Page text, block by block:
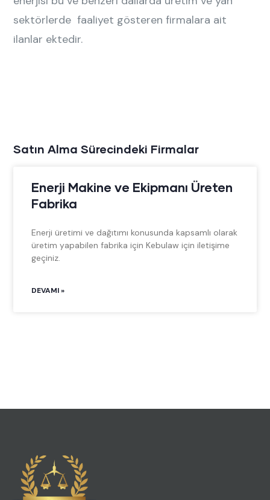
sektörlerde faaliyet gösteren firmalara ait
ilanlar ektedir.
Satın Alma Sürecindeki Firmalar
Enerji Makine ve Ekipmanı Üreten
Fabrika
Enerji üretimi ve dağıtımı konusunda kapsamlı olarak
üretim yapabilen fabrika için Kebulaw için iletişime
geçiniz.
DEVAMI »